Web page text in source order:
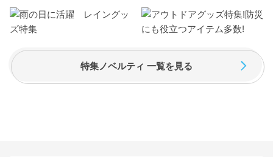
特集ノベルティ 一覧を見る